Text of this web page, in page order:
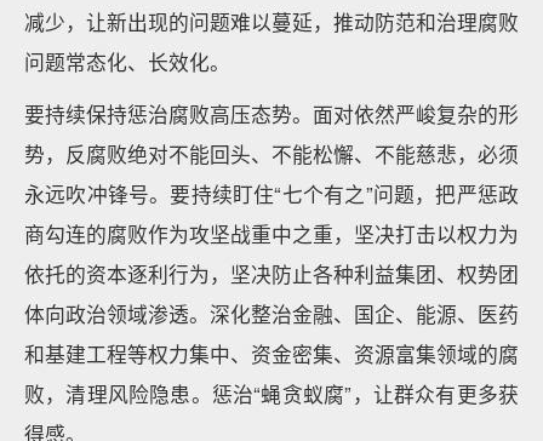
减少，让新出现的问题难以蔓延，推动防范和治理腐败
问题常态化、长效化。
要持续保持惩治腐败高压态势。面对依然严峻复杂的形
势，反腐败绝对不能回头、不能松懈、不能慈悲，必须
永远吹冲锋号。要持续盯住“七个有之”问题，把严惩政
商勾连的腐败作为攻坚战重中之重，坚决打击以权力为
依托的资本逐利行为，坚决防止各种利益集团、权势团
体向政治领域渗透。深化整治金融、国企、能源、医药
和基建工程等权力集中、资金密集、资源富集领域的腐
败，清理风险隐患。惩治“蝇贪蚁腐”，让群众有更多获
得感。